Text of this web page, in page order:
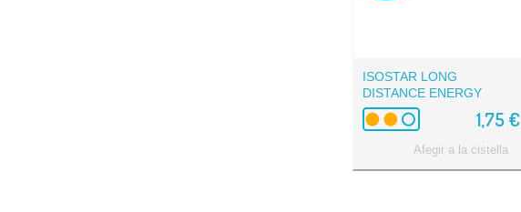
ISOSTAR LONG
DISTANCE ENERGY
CEREALES Y...
1,75 €
Afegir a la cistella